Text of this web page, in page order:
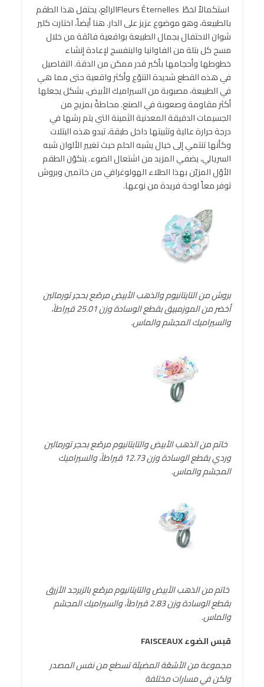
استكمالاً لخطّ Fleurs Éternellesالرائع، يحتفل هذا الطقم
بالطبيعة، وهو موضوع عزيز على الدار. هنا أيضاً، اختارت كلير
شوان الاحتفال بجمال الطبيعة بواقعية فائقة من خلال
مسح كل بتلة من الفاوانيا والبنفسج لإعادة إنشاء
خطوطها وأحجامها بأكبر قدر ممكن من الدقة. التفاصيل
في هذه القطع شديدة التنوّع وأكثر واقعية حتى مما هي
في الطبيعة، مصبوبة من السيراميك الأبيض، بشكل يجعلها
أكثر مقاومة وصعوبة في الصنع. محاطةً بمزيج من
الجسيمات الدقيقة المعدنية الثمينة التي يتم رشها في
درجة حرارة عالية وتثبيتها داخل طبقة، تبدو هذه البتلات
وكأنها تنتمي إلى خيال يشبه الحلم حيث تغيير الألوان شبه
السريالي، يضفي المزيد من اشتعال الضوء. يتكوّن الطقم
الأوّل المزيّن بهذا الطلاء الهولوغرافي من خاتمين وبروش
توفر معاً لوحة فريدة من نوعها.
بروش من التايتانيوم والذهب الأبيض مرصّع بحجر تورمالين
أخضر من الموزمبيق بقطع الوسادة وزن 25.01 قيراطاً،
والسيراميك المجسّم والماس.
خاتم من الذهب الأبيض والتايتانيوم مرصّع بحجر تورمالين
وردي بقطع الوسادة وزن 12.73 قيراطاً، والسيراميك
المجسّم والماس.
خاتم من الذهب الأبيض والتايتانيوم مرصّع بالزبرجد الأزرق
بقطع الوسادة وزن 2.83 قيراطاً، والسيراميك المجسّم
والماس.
قبس الضوءFAISCEAUX
مجموعة من الأشعّة المضيئة تسطع من نفس المصدر
ولكن في مسارات مختلفة